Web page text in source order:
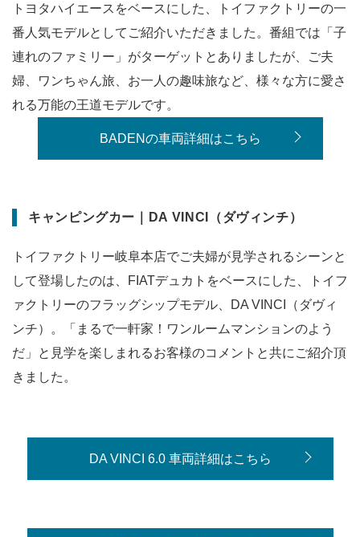
トヨタハイエースをベースにした、トイファクトリーの一
番人気モデルとしてご紹介いただきました。番組では「子
連れのファミリー」がターゲットとありましたが、ご夫
婦、ワンちゃん旅、お一人の趣味旅など、様々な方に愛さ
れる万能の王道モデルです。
BADENの車両詳細はこちら
キャンピングカー｜DA VINCI（ダヴィンチ）
トイファクトリー岐阜本店でご夫婦が見学されるシーンと
して登場したのは、FIATデュカトをベースにした、トイフ
ァクトリーのフラッグシップモデル、DA VINCI（ダヴィ
ンチ）。「まるで一軒家！ワンルームマンションのよう
だ」と見学を楽しまれるお客様のコメントと共にご紹介頂
きました。
DA VINCI 6.0 車両詳細はこちら